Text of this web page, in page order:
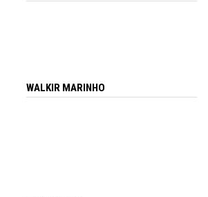
WALKIR MARINHO